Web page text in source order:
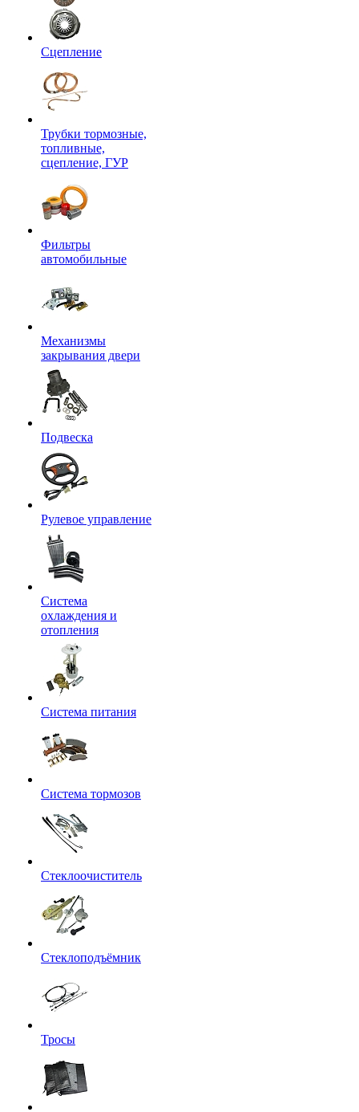
Сцепление
Трубки тормозные,
топливные,
сцепление, ГУР
Фильтры
автомобильные
Механизмы
закрывания двери
Подвеска
Рулевое управление
Система
охлаждения и
отопления
Система питания
Система тормозов
Стеклоочиститель
Стеклоподъёмник
Тросы